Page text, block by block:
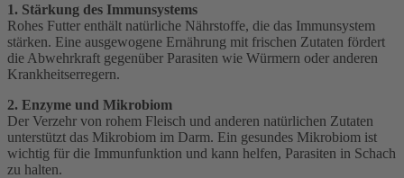
1. Stärkung des Immunsystems
Rohes Futter enthält natürliche Nährstoffe, die das Immunsystem
stärken. Eine ausgewogene Ernährung mit frischen Zutaten fördert
die Abwehrkraft gegenüber Parasiten wie Würmern oder anderen
Krankheitserregern.
2. Enzyme und Mikrobiom
Der Verzehr von rohem Fleisch und anderen natürlichen Zutaten
unterstützt das Mikrobiom im Darm. Ein gesundes Mikrobiom ist
wichtig für die Immunfunktion und kann helfen, Parasiten in Schach
zu halten.